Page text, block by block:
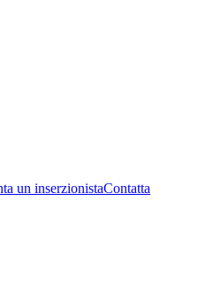
un inserzionistaContatta